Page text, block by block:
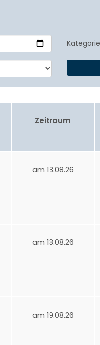
Kategorie
Zeitraum
am 13.08.26
am 18.08.26
am 19.08.26